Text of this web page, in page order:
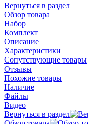
Вернуться в раздел
Обзор товара
Набор
Комплект
Описание
Характеристики
Сопутствующие товары
Отзывы
Похожие товары
Наличие
Файлы
Видео
Вернуться в раздел